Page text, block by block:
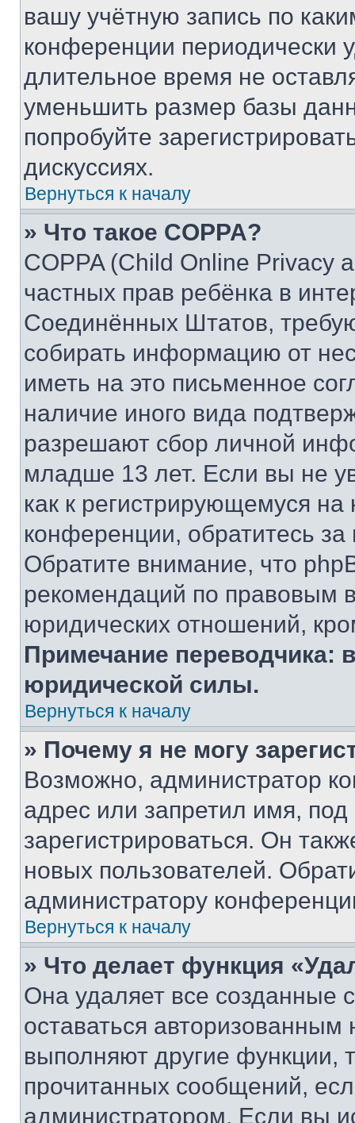
вашу учётную запись по
конференции периодически
длительное время не
уменьшить размер базы
попробуйте
дискуссиях.
Вернуться к началу
» Что такое COPPA?
COPPA (Child Online Privacy
частных прав ребёнка в
Соединённых Штатов,
собирать информацию от
иметь на это письменное
наличие иного вида
разрешают сбор личной
младше 13 лет. Если вы не
как к регистрирующемуся
конференции, обратитесь
Обратите внимание, что
рекомендаций по правовым
юридических отношений,
Примечание переводчика:
юридической силы.
Вернуться к началу
» Почему я не могу
Возможно, администратор
адрес или запретил имя,
зарегистрироваться. Он
новых пользователей.
администратору
Вернуться к началу
» Что делает функция
Она удаляет все созданные
оставаться
выполняют другие функции,
прочитанных сообщений,
администратором. Если вы